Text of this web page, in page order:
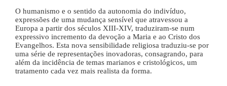
O humanismo e o sentido da autonomia do indivíduo,
expressões de uma mudança sensível que atravessou a
Europa a partir dos séculos XIII-XIV, traduziram-se num
expressivo incremento da devoção a Maria e ao Cristo dos
Evangelhos. Esta nova sensibilidade religiosa traduziu-se por
uma série de representações inovadoras, consagrando, para
além da incidência de temas marianos e cristológicos, um
tratamento cada vez mais realista da forma.